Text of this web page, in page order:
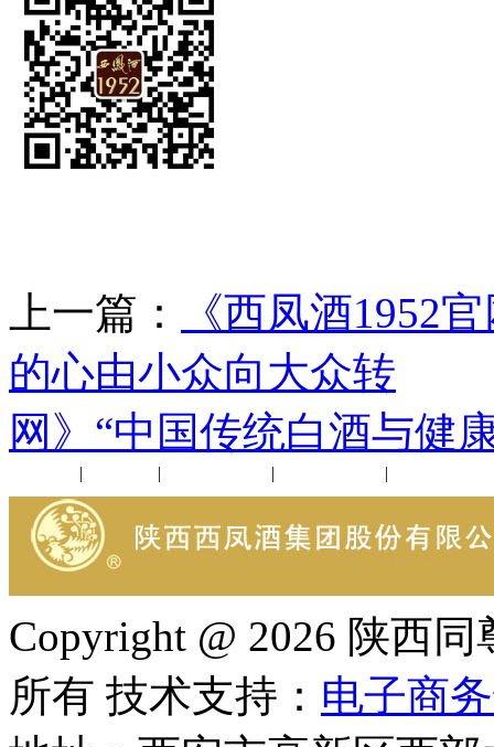
上一篇：
《西凤酒1952
的心由小众向大众转
网》“中国传统白酒与健
| | | |
Copyright @ 2026 陕西
所有 技术支持： 电子商